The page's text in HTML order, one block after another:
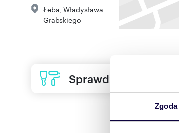
Zgoda
Łeba, Władysława
Grabskiego
Sprawdź ofertę